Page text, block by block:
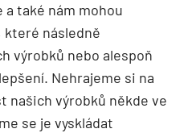
a také nám mohou
které následně
výrobků nebo alespoň
Nehrajeme si na
našich výrobků někde ve
se je vyskládat